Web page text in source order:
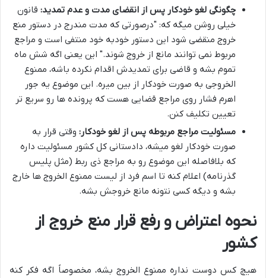
چگونگی لغو خودکار پس از انقضای مدت و عدم تمدید: قانون
خیلی روشن میگه که: "درصورتی که مدت مندرج در دستور منع
خروج منقضی شود این دستور خودبه خود منتفی است و مراجع
مربوط نمی‏ توانند مانع از خروج شوند." این یعنی اگه شش ماه
تموم بشه و قاضی برای تمدیدش اقدام نکرده باشه، ممنوع
الخروجی به صورت خودکار از بین میره. این موضوع یه جور
اهرم فشار روی مراجع قضایی هست که پرونده ها رو سریع تر
تعیین تکلیف کنن.
مسئولیت مراجع مربوطه پس از لغو خودکار: وقتی قرار به
صورت خودکار لغو میشه، دادستانی کل کشور مسئولیت داره
که بلافاصله این موضوع رو به مراجع ذی ربط (مثل پلیس
گذرنامه) اعلام کنه تا اسم فرد از لیست ممنوع الخروج ها خارج
بشه و دیگه کسی نتونه مانع خروجش بشه.
نحوه اعتراض و رفع قرار منع خروج از
کشور
هیچ کس دوست نداره ممنوع الخروج بشه، مخصوصاً اگه فکر کنه